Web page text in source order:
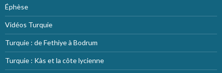
Éphèse
Vidéos Turquie
Turquie : de Fethiye à Bodrum
Turquie : Kàs et la côte lycienne